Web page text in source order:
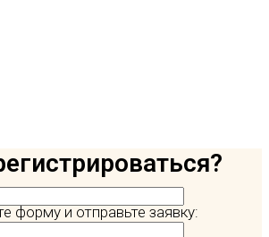
форму и отправьте заявку: